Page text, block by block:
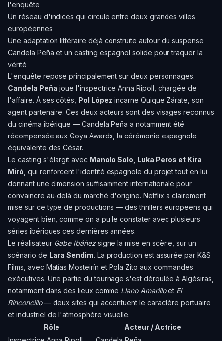
l'enquête
Un réseau d'indices qui circule entre deux grandes villes
européennes
Une adaptation littéraire déjà construite autour du suspense
Candela Peña et un casting espagnol solide pour traquer la
vérité
L'enquête repose principalement sur deux personnages.
Candela Peña joue l'inspectrice Anna Ripoll, chargée de
l'affaire. À ses côtés, Pol López incarne Quique Zárate, son
agent partenaire. Ces deux acteurs sont des visages reconnus
du cinéma ibérique — Candela Peña a notamment été
récompensée aux Goya Awards, la cérémonie espagnole
équivalente des César.
Le casting s'élargit avec Manolo Solo, Luka Peros et Kira
Miró , qui renforcent l'identité espagnole du projet tout en lui
donnant une dimension suffisamment internationale pour
convaincre au-delà du marché d'origine. Netflix a clairement
misé sur ce type de productions — des thrillers européens qui
voyagent bien, comme on a pu le constater avec plusieurs
séries ibériques ces dernières années.
Le réalisateur Gabe Ibáñezsigne la mise en scène, sur un
scénario de Lara Sendim. La production est assurée par K&S
Films, avec Matías Mosteirín et Pola Zito aux commandes
exécutives. Une partie du tournage s'est déroulée à Algésiras,
notamment dans des lieux comme Llano Amarilloet El
Rinconcillo— deux sites qui accentuent le caractère portuaire
et industriel de l'atmosphère visuelle.
Rôle
Acteur / Actrice